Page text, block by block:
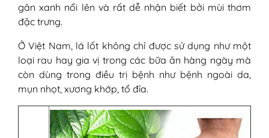
gân xanh nổi lên và rất dễ nhận biết bởi mùi thơm
đặc trưng.
Ở Việt Nam, lá lốt không chỉ được sử dụng như một
loại rau hay gia vị trong các bữa ăn hàng ngày mà
còn dùng trong điều trị bệnh như bệnh ngoài da,
mụn nhọt, xương khớp, tổ đỉa.